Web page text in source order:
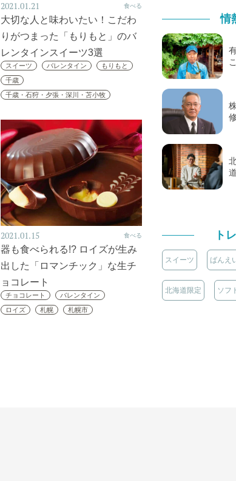
2021.01.21 食べる
大切な人と味わいたい！こだわ
りがつまった「もりもと」のバ
レンタインスイーツ3選
スイーツ バレンタイン
もりもと
千歳
千歳・石狩・夕張・深川・苫小牧
2021.01.15 食べる
器も食べられる!? ロイズが生み
出した「ロマンチック」な生チ
ョコレート
チョコレート
バレンタイン
ロイズ
札幌 札幌市
情
ト
スイーツ ばんえ
北海道限定 ソフ